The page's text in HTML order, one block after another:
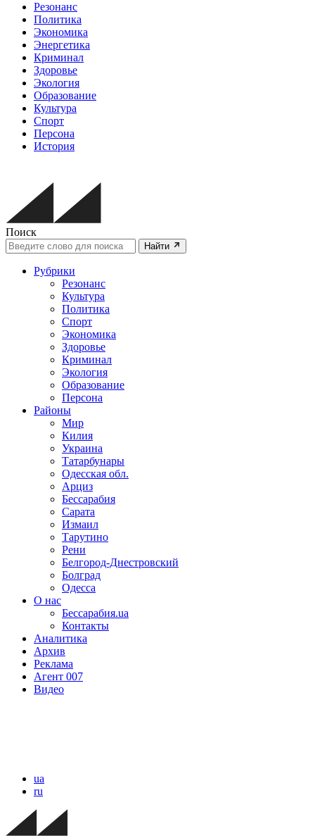
Резонанс
Политика
Экономика
Энергетика
Криминал
Здоровье
Экология
Образование
Культура
Спорт
Персона
История
Поиск
Найти
Рубрики
Резонанс
Культура
Политика
Спорт
Экономика
Здоровье
Криминал
Экология
Образование
Персона
Районы
Мир
Килия
Украина
Татарбунары
Одесская обл.
Арциз
Бессарабия
Сарата
Измаил
Тарутино
Рени
Белгород-Днестровский
Болград
Одесса
О нас
Бессарабия.ua
Контакты
Аналитика
Архив
Реклама
Агент 007
Видео
ua
ru